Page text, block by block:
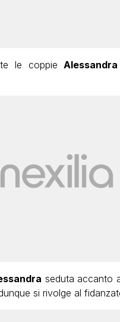
le coppie Alessandra
seduta accanto
si rivolge al